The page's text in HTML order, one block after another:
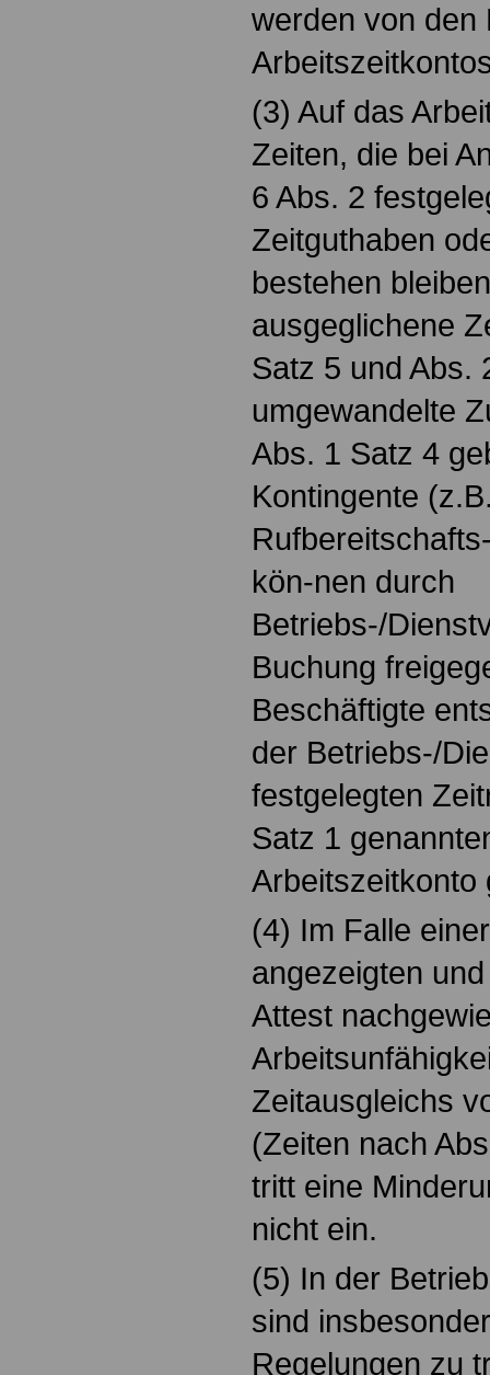
werden von den
(3) Auf das
Zeiten, die bei
6 Abs. 2
Zeitguthaben
bestehen
ausgeglichene
Satz 5 und Abs.
umgewandelte
Abs. 1 Satz 4
Kontingente
kön-nen durch
Betriebs-/
Buchung
Beschäftigte
der Betriebs-/
festgelegten
Satz 1
Arbeitszeitkonto
(4) Im Falle
angezeigten
Attest
Zeitausgleichs
(Zeiten nach
tritt eine
nicht ein.
(5) In der
sind
Regelungen zu